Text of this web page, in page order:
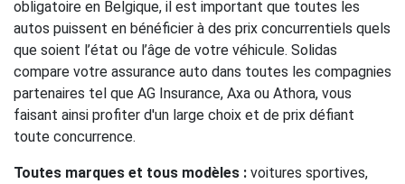
obligatoire en Belgique, il est important que toutes les
autos puissent en bénéficier à des prix concurrentiels quels
que soient l’état ou l’âge de votre véhicule. Solidas
compare votre assurance auto dans toutes les compagnies
partenaires tel que AG Insurance, Axa ou Athora, vous
faisant ainsi profiter d'un large choix et de prix défiant
toute concurrence.
Toutes marques et tous modèles : voitures sportives,